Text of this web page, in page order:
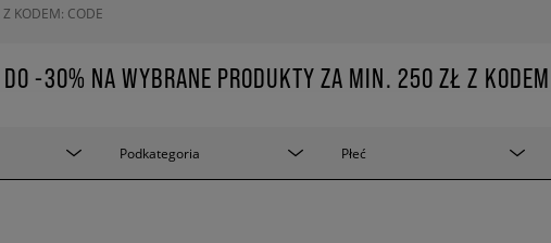
KODEM: CODE
DO -30% NA WYBRANE PRODUKTY ZA MIN. 250 ZŁ Z
Podkategoria Płeć